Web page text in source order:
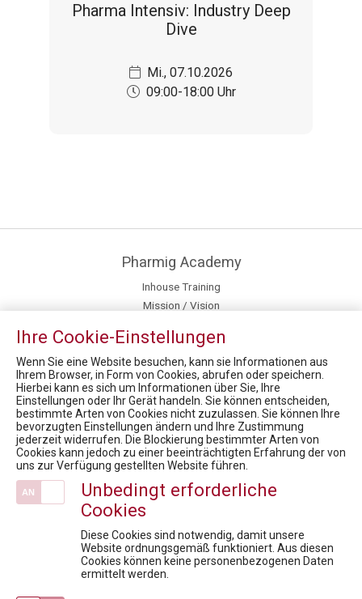
Pharma Intensiv: Industry Deep
Dive
Mi., 07.10.2026
09:00-18:00 Uhr
Pharmig Academy
Inhouse Training
Mission / Vision
Kontakt / Anfahrt
Fördermöglichkeiten für Privatpersonen
News
Market Access for you - Insider Know how & Best Practice Modul 5
FACHTAGUNG Zukunftsmarkt OTC
Diskussionsreihe Market Access For Experts- Interaktive Session
AI in Pharma: Change the Game
Ihre Cookie-Einstellungen
Wenn Sie eine Website besuchen, kann sie Informationen aus
Ihrem Browser, in Form von Cookies, abrufen oder speichern.
Hierbei kann es sich um Informationen über Sie, Ihre
Einstellungen oder Ihr Gerät handeln. Sie können entscheiden,
bestimmte Arten von Cookies nicht zuzulassen. Sie können Ihre
bevorzugten Einstellungen ändern und Ihre Zustimmung
jederzeit widerrufen. Die Blockierung bestimmter Arten von
Cookies kann jedoch zu einer beeinträchtigten Erfahrung der von
uns zur Verfügung gestellten Website führen.
Unbedingt erforderliche
Cookies
Diese Cookies sind notwendig, damit unsere
Website ordnungsgemäß funktioniert. Aus diesen
Cookies können keine personenbezogenen Daten
ermittelt werden.